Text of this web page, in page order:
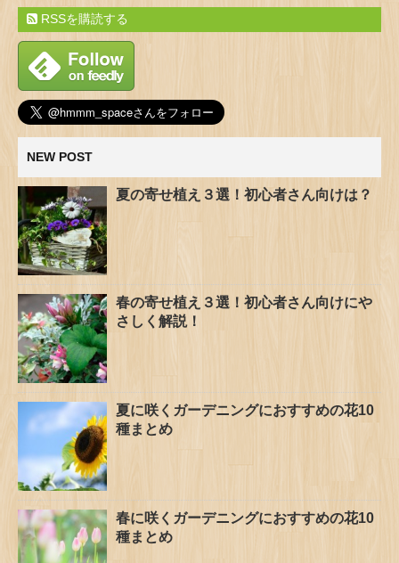
RSSを購読する
NEW POST
夏の寄せ植え３選！初心者さん向けは？
春の寄せ植え３選！初心者さん向けにや
さしく解説！
夏に咲くガーデニングにおすすめの花10
種まとめ
春に咲くガーデニングにおすすめの花10
種まとめ